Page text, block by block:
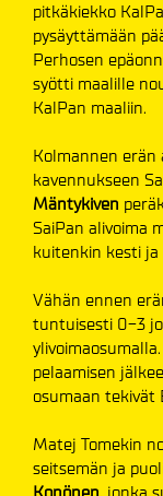
pitkäkiekko
pysäyttämään
Perhosen
syötti maalille
KalPan maaliin.
Kolmannen
kavennukseen
Mäntykiven
SaiPan alivoima
kuitenkin kesti ja
Vähän ennen
tuntuisesti 0-3
pelaamisen
osumaan tekivät
Matej Tomekin
seitsemän ja